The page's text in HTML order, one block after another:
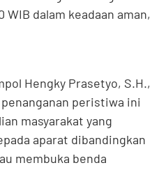
dalam keadaan aman,
Hengky Prasetyo, S.H.,
peristiwa ini
masyarakat yang
aparat dibandingkan
membuka benda